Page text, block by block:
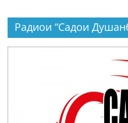
Радиои “Садои